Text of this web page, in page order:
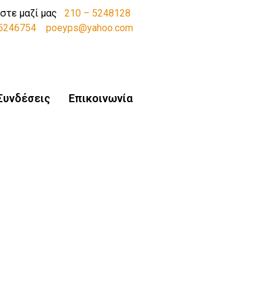
μαζί μας 210 – 5248128
poeyps@yahoo.com
Επικοινωνία